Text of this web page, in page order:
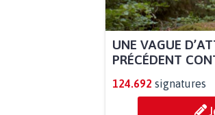
UNE VAGUE
PRÉCÉDENT
124.692 signatures